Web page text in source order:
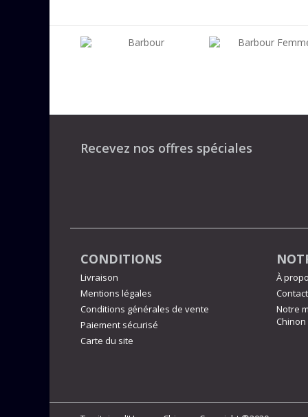
Recevez nos offres spéciales
CONDITIONS
Livraison
Mentions légales
Conditions générales de vente
Paiement sécurisé
Carte du site
À
Notre
Chinon